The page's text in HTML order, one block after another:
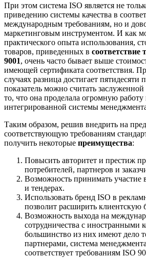
При этом система ISO является не
приведению системы качества в
международным требованиям, но и
маркетинговым инструментом. И как
практического опыта использования,
товаров, приведенных в соответствие
9001, очень часто бывает выше
имеющей сертификата соответствия.
случаях разница достигает пятидесяти
показатель можно считать
то, что она проделала огромную
интегрированной системы
Таким образом, решив внедрить на
соответствующую требованиям
получить некоторые преимущества:
Повысить авторитет и престиж
потребителей, партнеров и
Возможность принимать участие
и тендерах.
Использовать бренд ISO в
позволит расширить клиентскую
Возможность выхода на
сотрудничества с иностранными
большинство из них имеют дело
партнерами, система
соответствует требованиям ISO